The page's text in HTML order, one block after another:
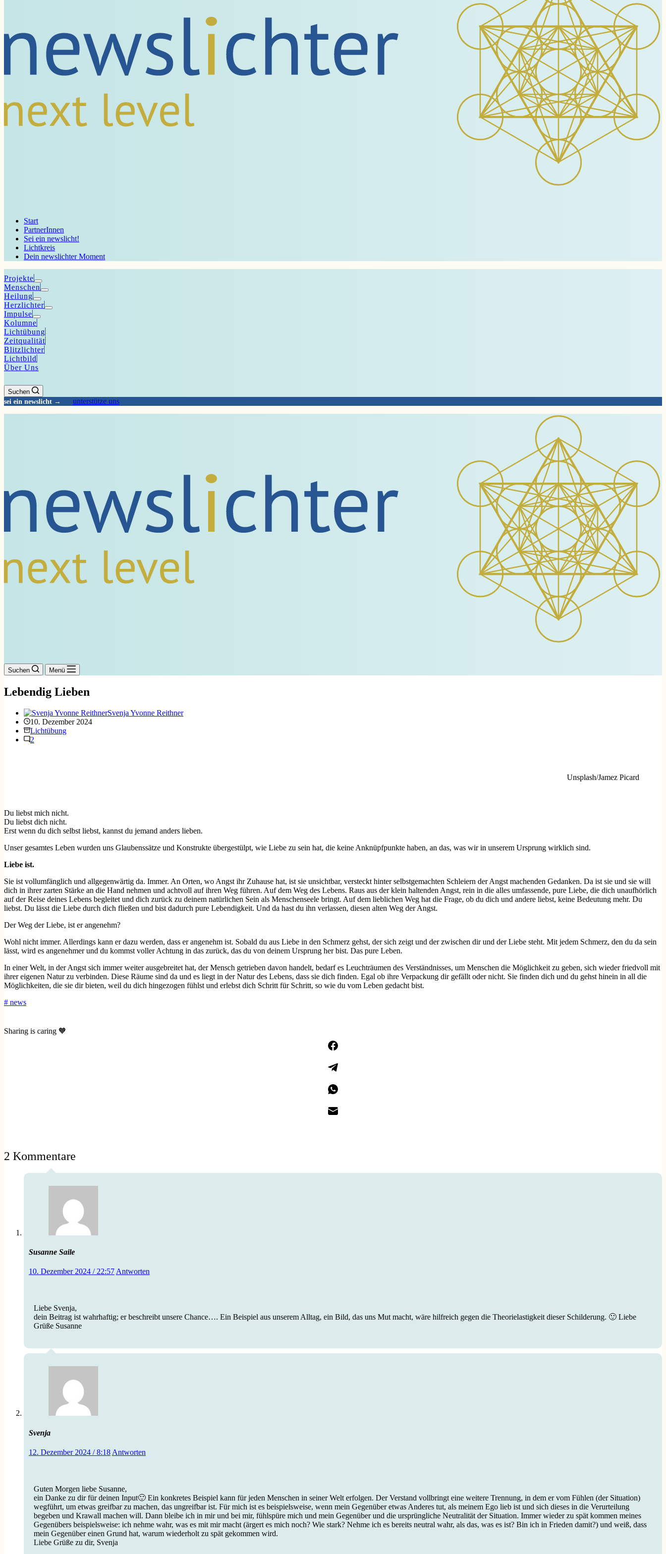
Start
PartnerInnen
Sei ein newslicht!
Lichtkreis
Dein newslichter Moment
Projekte
Menschen
Heilung
Herzlichter
Impulse
Kolumne
Lichtübung
Zeitqualität
Blitzlichter
Lichtbild
Über Uns
Suchen
unterstütze uns
Suchen Menü
Lebendig Lieben
Svenja Yvonne Reithner
10. Dezember 2024
Lichtübung
2
Unsplash/Jamez Picard
Du liebst mich nicht.
Du liebst dich nicht.
Erst wenn du dich selbst liebst, kannst du jemand anders lieben.
Unser gesamtes Leben wurden uns Glaubenssätze und Konstrukte übergestülpt, wie Liebe zu sein hat, die keine Anknüpfpunkte haben, an das, was wir in unserem Ursprung wirklich sind.
Liebe ist.
Sie ist vollumfänglich und allgegenwärtig da. Immer. An Orten, wo Angst ihr Zuhause hat, ist sie unsichtbar, versteckt hinter selbstgemachten Schleiern der Angst machenden Gedanken. Da ist sie und sie will
dich in ihrer zarten Stärke an die Hand nehmen und achtvoll auf ihren Weg führen. Auf dem Weg des Lebens. Raus aus der klein haltenden Angst, rein in die alles umfassende, pure Liebe, die dich unaufhörlich
auf der Reise deines Lebens begleitet und dich zurück zu deinem natürlichen Sein als Menschenseele bringt. Auf dem lieblichen Weg hat die Frage, ob du dich und andere liebst, keine Bedeutung mehr. Du
liebst. Du lässt die Liebe durch dich fließen und bist dadurch pure Lebendigkeit. Und da hast du ihn verlassen, diesen alten Weg der Angst.
Der Weg der Liebe, ist er angenehm?
Wohl nicht immer. Allerdings kann er dazu werden, dass er angenehm ist. Sobald du aus Liebe in den Schmerz gehst, der sich zeigt und der zwischen dir und der Liebe steht. Mit jedem Schmerz, den du da sein
lässt, wird es angenehmer und du kommst voller Achtung in das zurück, das du von deinem Ursprung her bist. Das pure Leben.
In einer Welt, in der Angst sich immer weiter ausgebreitet hat, der Mensch getrieben davon handelt, bedarf es Leuchträumen des Verständnisses, um Menschen die Möglichkeit zu geben, sich wieder friedvoll mit
ihrer eigenen Natur zu verbinden. Diese Räume sind da und es liegt in der Natur des Lebens, dass sie dich finden. Egal ob ihre Verpackung dir gefällt oder nicht. Sie finden dich und du gehst hinein in all die
Möglichkeiten, die sie dir bieten, weil du dich hingezogen fühlst und erlebst dich Schritt für Schritt, so wie du vom Leben gedacht bist.
# news
Sharing is caring 🧡
2 Kommentare
Susanne Saile
10. Dezember 2024 / 22:57Antworten
Liebe Svenja,
dein Beitrag ist wahrhaftig; er beschreibt unsere Chance…. Ein Beispiel aus unserem Alltag, ein Bild, das uns Mut macht, wäre hilfreich gegen die Theorielastigkeit dieser Schilderung. 🙂 Liebe
Grüße Susanne
Svenja
12. Dezember 2024 / 8:18 Antworten
Guten Morgen liebe Susanne,
ein Danke zu dir für deinen Input🙂 Ein konkretes Beispiel kann für jeden Menschen in seiner Welt erfolgen. Der Verstand vollbringt eine weitere Trennung, in dem er vom Fühlen (der Situation)
wegführt, um etwas greifbar zu machen, das ungreifbar ist. Für mich ist es beispielsweise, wenn mein Gegenüber etwas Anderes tut, als meinem Ego lieb ist und sich dieses in die Verurteilung
begeben und Krawall machen will. Dann bleibe ich in mir und bei mir, fühlspüre mich und mein Gegenüber und die ursprüngliche Neutralität der Situation. Immer wieder zu spät kommen meines
Gegenübers beispielsweise: ich nehme wahr, was es mit mir macht (ärgert es mich noch? Wie stark? Nehme ich es bereits neutral wahr, als das, was es ist? Bin ich in Frieden damit?) und weiß, dass
mein Gegenüber einen Grund hat, warum wiederholt zu spät gekommen wird.
Liebe Grüße zu dir, Svenja